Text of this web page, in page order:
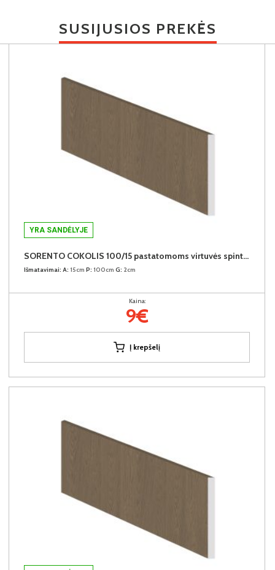
SUSIJUSIOS PREKĖS
YRA SANDĖLYJE
SORENTO COKOLIS 100/15 pastatomoms virtuvės spintelėms
Išmatavimai: A: 15cm P: 100cm G: 2cm
Kaina:
9€
Į krepšelį